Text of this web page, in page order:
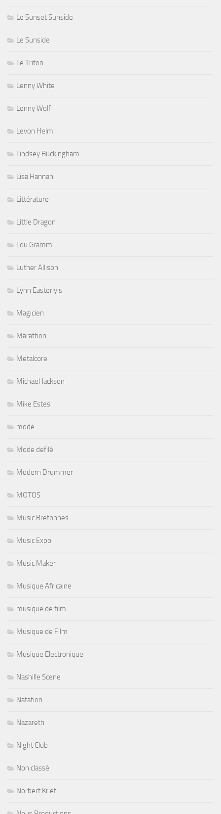
Le Sunset Sunside
Le Sunside
Le Triton
Lenny White
Lenny Wolf
Levon Helm
Lindsey Buckingham
Lisa Hannah
Littérature
Little Dragon
Lou Gramm
Luther Allison
Lynn Easterly's
Magicien
Marathon
Metalcore
Michael Jackson
Mike Estes
mode
Mode defilé
Modern Drummer
MOTOS
Music Bretonnes
Music Expo
Music Maker
Musique Africaine
musique de film
Musique de Film
Musique Electronique
Nashille Scene
Natation
Nazareth
Night Club
Non classé
Norbert Krief